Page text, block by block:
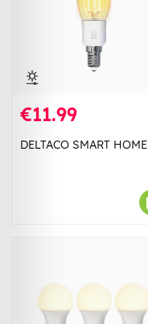
€11.99
DELTACO SMART HOME